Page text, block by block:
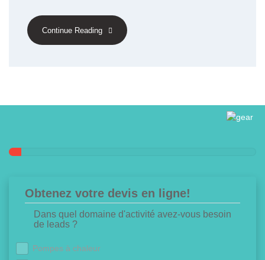
Continue Reading
Obtenez votre devis en ligne!
Dans quel domaine d'activité avez-vous besoin
de leads ?
Pompes à chaleur